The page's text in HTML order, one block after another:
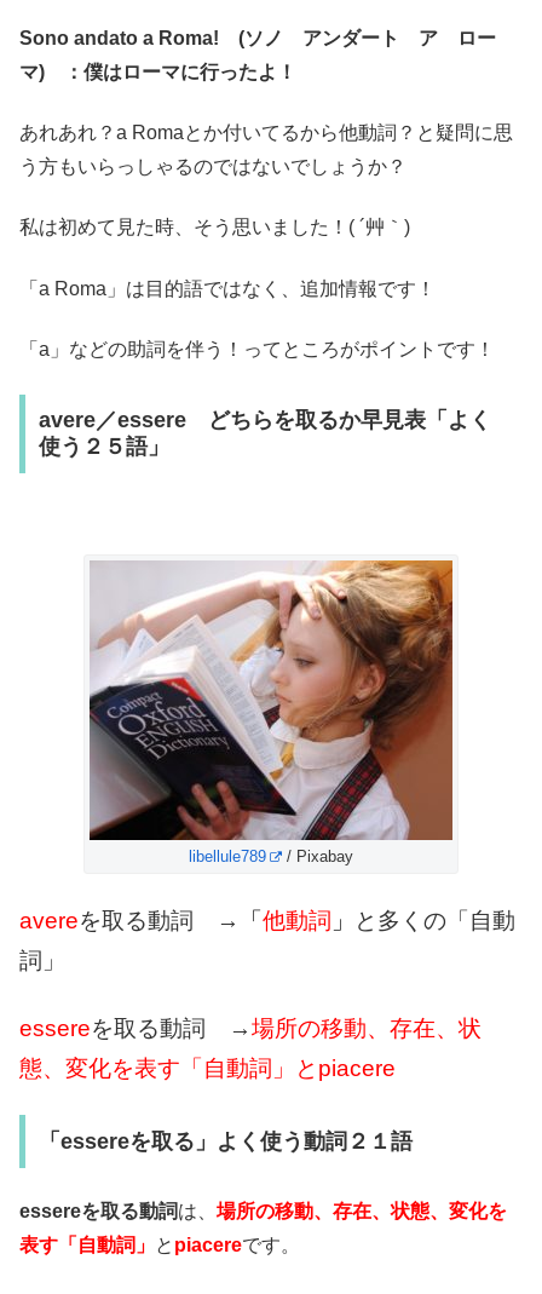
Sono andato a Roma! (ソノ アンダート ア ロー
マ) ：僕はローマに行ったよ！
あれあれ？a Romaとか付いてるから他動詞？と疑問に思
う方もいらっしゃるのではないでしょうか？
私は初めて見た時、そう思いました！( ´艸｀)
「a Roma」は目的語ではなく、追加情報です！
「a」などの助詞を伴う！ってところがポイントです！
avere／essere どちらを取るか早見表「よく
使う２５語」
libellule789 / Pixabay
avereを取る動詞 → 「 他動詞 」
と多くの「自動
詞」
essereを取る動詞 →場所の移動、存在、状
態、変化を表す「自動詞」とpiacere
「essereを取る」よく使う動詞２１語
essereを取る動詞は、 場所の移動、存在、状態、変化を
表す「自動詞」 と piacereです。